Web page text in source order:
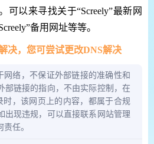
可以来寻找关于“Screely”最新网
备用网址等等。
决，您可尝试更改DNS解决
网络，不保证外部链接的准确性和
部链接的指向，不由实际控制，在
时，该网页上的内容，都属于合规
出现违规，可以直接联系网站管理
任。